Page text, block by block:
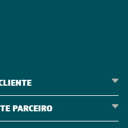
PARCEIRO